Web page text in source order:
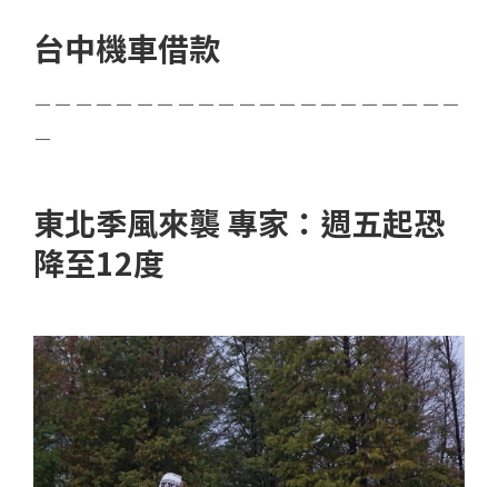
台中機車借款
－－－－－－－－－－－－－－－－－－－－－
－
東北季風來襲 專家：週五起恐
降至12度